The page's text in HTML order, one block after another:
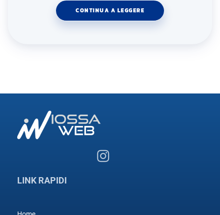
CONTINUA A LEGGERE
LINK RAPIDI